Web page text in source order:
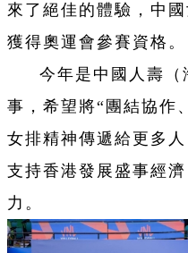
來了絕佳的體驗，中
獲得奧運會參賽資格。
今年是 中國人壽（
事，希望將“團結協作
女排精神傳遞給更多
支持香港發展盛事經
力。